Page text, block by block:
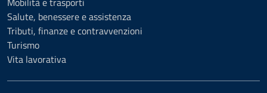
Salute, benessere e assistenza
Tributi, finanze e contravvenzioni
Turismo
Vita lavorativa